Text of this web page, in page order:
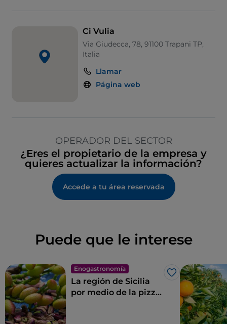
Ci Vulia
Via Giudecca, 78, 91100 Trapani TP,
Italia
Llamar
Página web
OPERADOR DEL SECTOR
¿Eres el propietario de la empresa y
quieres actualizar la información?
Accede a tu área reservada
Puede que le interese
Enogastronomía
Me gusta
La región de Sicilia
por medio de la pizza